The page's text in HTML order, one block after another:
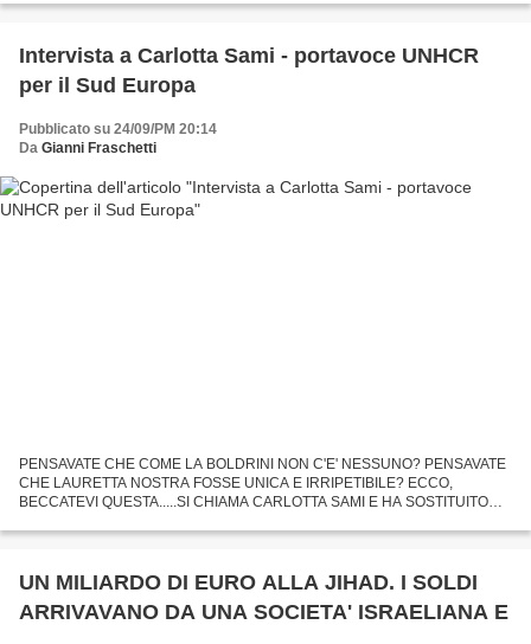
Intervista a Carlotta Sami - portavoce UNHCR
per il Sud Europa
Pubblicato su 24/09/PM 20:14
Da Gianni Fraschetti
PENSAVATE CHE COME LA BOLDRINI NON C'E' NESSUNO? PENSAVATE
CHE LAURETTA NOSTRA FOSSE UNICA E IRRIPETIBILE? ECCO,
BECCATEVI QUESTA.....SI CHIAMA CARLOTTA SAMI E HA SOSTITUITO
RICORDATE BENE IL...
UN MILIARDO DI EURO ALLA JIHAD. I SOLDI
ARRIVAVANO DA UNA SOCIETA' ISRAELIANA E